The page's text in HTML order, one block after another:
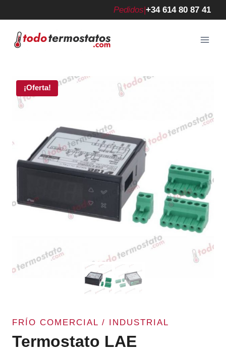
al
contenido
Pedidos|+34 614 80 87 41
¡Oferta!
FRÍO COMERCIAL / INDUSTRIAL
Termostato LAE